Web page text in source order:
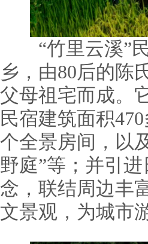
“竹里云溪”民
乡，由80后的陈
父母祖宅而成。
民宿建筑面积
个全景房间，以
野庭”等；并引
念，联结周边丰
文景观，为城市